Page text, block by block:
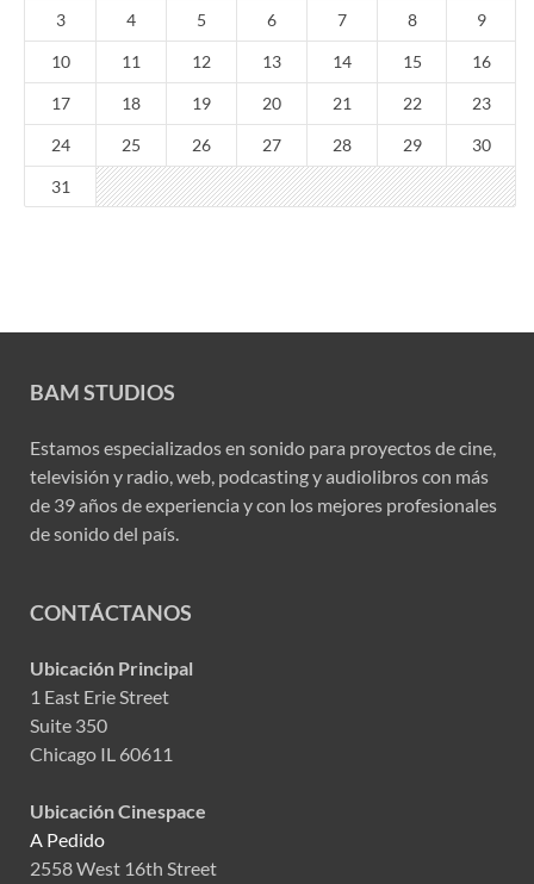
3 4 5 6 7 8 9
10 11 12 13 14 15 16
17 18 19 20 21 22 23
24 25 26 27 28 29 30
31
BAM STUDIOS
Estamos especializados en sonido para proyectos de cine,
televisión y radio, web, podcasting y audiolibros con más
de 39 años de experiencia y con los mejores profesionales
de sonido del país.
CONTÁCTANOS
Ubicación Principal
1 East Erie Street
Suite 350
Chicago IL 60611
Ubicación Cinespace
A Pedido
2558 West 16th Street